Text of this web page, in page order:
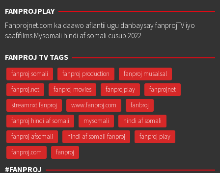
FANPROJPLAY
Fanprojnet.com ka daawo aflantii ugu danbaysay fanprojTV iyo
saafifilms Mysomali hindi af somali cusub 2022
FANPROJ TV TAGS
fanproj somali fanproj production
fanproj musalsal
fanproj.net
fanproj movies fanprojplay
fanprojnet
streamnxt fanproj
www.fanproj.com
fanbroj
fanproj hindi af somali
mysomali
hindi af somali
fanproj afsomali
hindi af somali fanproj
fanproj play
fanproj.com
fanproj
#FANPROJ